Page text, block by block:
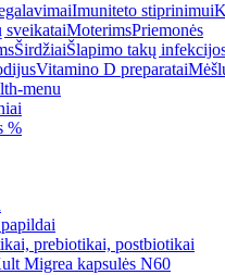
Imuniteto stiprinimui
sveikataiMoterimsPriemonės
ŠirdžiaiŠlapimo takų
Vitamino D preparatai
%
prebiotikai, postbiotikai
Migrea kapsulės N60